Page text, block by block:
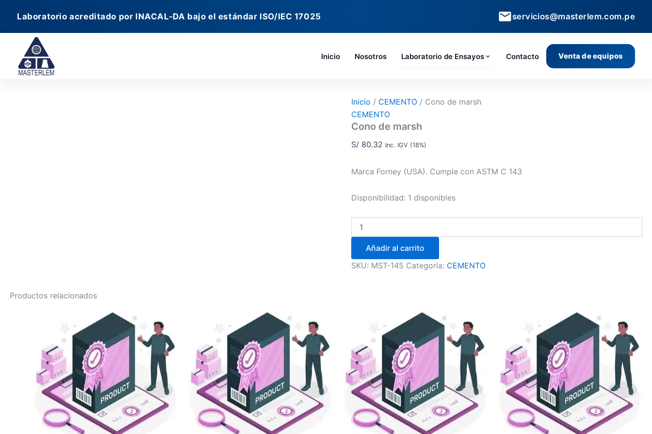
contenido
Laboratorio acreditado por INACAL-DA bajo el estándar ISO/IEC 17025 servicios@masterlem.com.pe
Inicio Nosotros Laboratorio de Ensayos Contacto Venta de equipos
Inicio / CEMENTO / Cono de marsh
CEMENTO
Cono de marsh
S/ 80.32 Inc. IGV (18%)
Marca Forney (USA). Cumple con ASTM C 143
Disponibilidad: 1 disponibles
cantidad
Añadir al carrito
SKU: MST-145 Categoría: CEMENTO
Productos relacionados